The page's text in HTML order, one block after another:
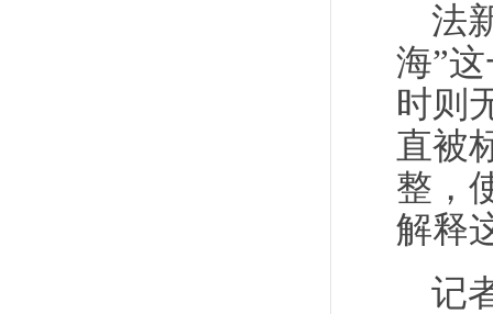
法
海”
时则
直被
整，
解释
记